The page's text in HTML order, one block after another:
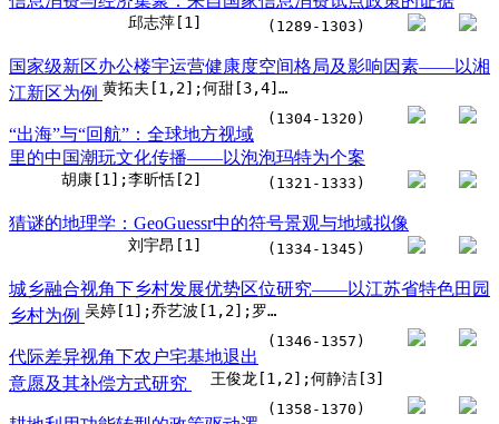
邱志萍[1] (1289-1303)
国家级新区办公楼宇运营健康度空间格局及影响因素——以湘
江新区为例
黄拓夫[1,2];何甜[3,4];王英[3];刘航颖[5]
(1304-1320)
“出海”与“回航”：全球地方视域
里的中国潮玩文化传播——以泡泡玛特为个案
胡康[1];李昕恬[2] (1321-1333)
猜谜的地理学：GeoGuessr中的符号景观与地域拟像
刘宇昂[1] (1334-1345)
城乡融合视角下乡村发展优势区位研究——以江苏省特色田园
乡村为例
吴婷[1];乔艺波[1,2];罗震东[1,2]
(1346-1357)
代际差异视角下农户宅基地退出
意愿及其补偿方式研究
王俊龙[1,2];何静洁[3]
(1358-1370)